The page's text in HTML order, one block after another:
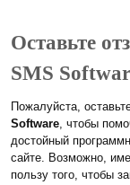
Оставьте
SMS
Пожалуйста,
Software, чтобы
достойный
сайте. Возможно,
пользу того, чтобы